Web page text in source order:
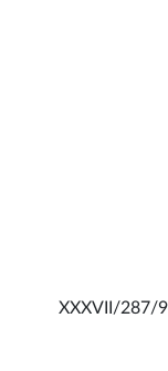
XXXVII/287/